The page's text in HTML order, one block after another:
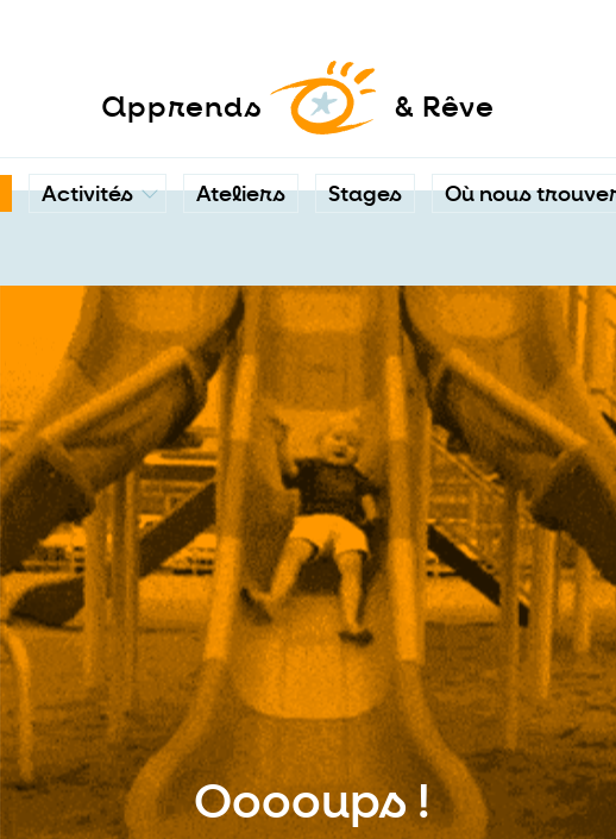
apprends & Rêve
Activités Ateliers Stages Où nous
Ooooups !